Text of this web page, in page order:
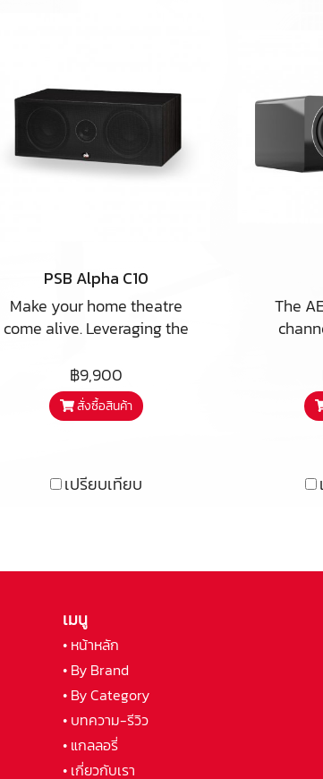
PSB Alpha C10
Make your home theatre
come alive. Leveraging the
winning design, yet
reimagined for the modern
home theatre, the C10 is a
streaming a movie, watching
฿9,900
สั่งซื้อสินค้า
เปรียบเทียบ
The
and
เมนู
• หน้าหลัก
• By Brand
• By Category
• บทความ-รีวิว
• แกลลอรี่
• เกี่ยวกับเรา